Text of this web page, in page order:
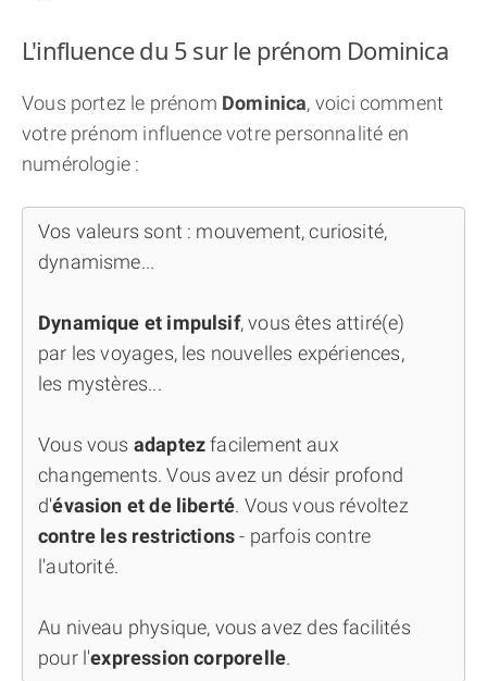
L'influence du 5 sur le prénom Dominica
Vous portez le prénom Dominica, voici comment
votre prénom influence votre personnalité en
numérologie :
Vos valeurs sont : mouvement, curiosité,
dynamisme...
Dynamique et impulsif, vous êtes attiré(e)
par les voyages, les nouvelles expériences,
les mystères...
Vous vous adaptezfacilement aux
changements. Vous avez un désir profond
d'évasion et de liberté. Vous vous révoltez
contre les restrictions- parfois contre
l'autorité.
Au niveau physique, vous avez des facilités
pour l'expression corporelle.